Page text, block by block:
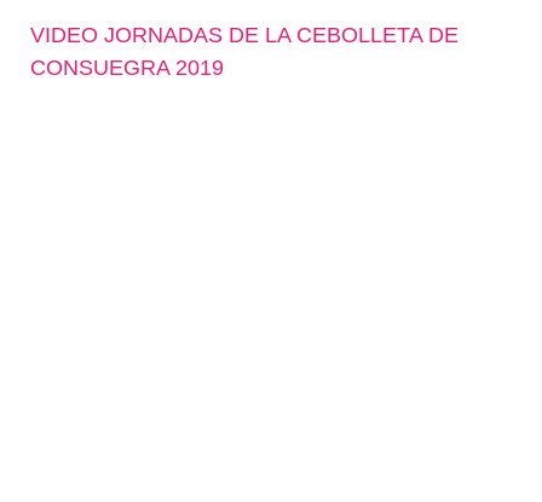
VIDEO JORNADAS DE LA CEBOLLETA DE
CONSUEGRA 2019